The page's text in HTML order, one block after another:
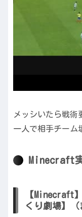
メッシいたら戦
一人で相手チー
Minecraft
【Minecraft
くり劇場】（